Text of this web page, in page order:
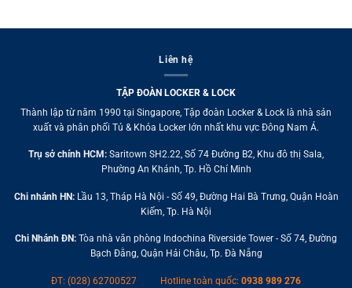
Liên hệ
TẬP ĐOÀN LOCKER & LOCK
Thành lập từ năm 1990 tại Singapore, Tập đoàn Locker & Lock là nhà sản
xuất và phân phối Tủ & Khóa Locker lớn nhất khu vực Đông Nam Á.
Trụ sở chính HCM: Saritown SH2.22, Số 74 Đường B2, Khu đô thị Sala,
Phường An Khánh, Tp. Hồ Chí Minh
Chi nhánh HN:Lầu 13, Tháp Hà Nội - Số 49, Đường Hai Bà Trưng, Quận Hoàn
Kiếm, Tp. Hà Nội
Chi Nhánh ĐN: Tòa nhà văn phòng Indochina Riverside Tower - Số 74, Đường
Bạch Đằng, Quận Hải Châu, Tp. Đà Nẵng
ĐT: (028) 62700527 Hotline toàn quốc: 0938 989 276